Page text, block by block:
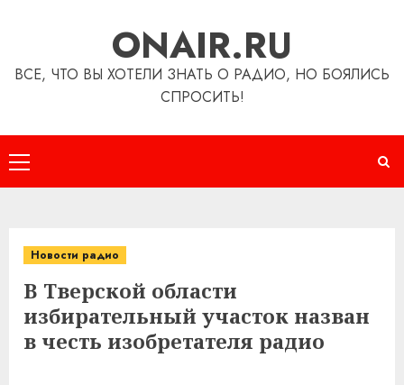
ONAIR.RU
ВСЕ, ЧТО ВЫ ХОТЕЛИ ЗНАТЬ О РАДИО, НО БОЯЛИСЬ
СПРОСИТЬ!
Основное
меню
Новости радио
В Тверской области
избирательный участок назван
в честь изобретателя радио